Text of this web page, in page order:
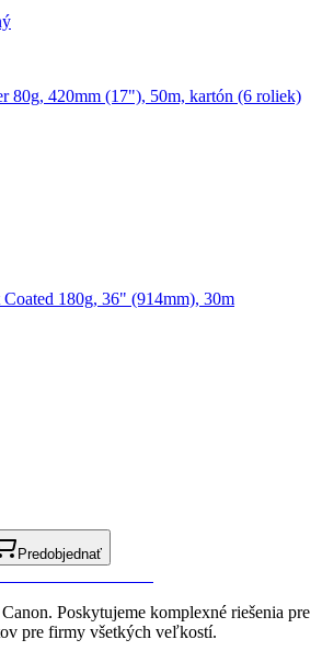
80g, 420mm (17"), 50m, kartón (6 roliek)
180g, 36" (914mm), 30m
Predobjednať
. Poskytujeme komplexné riešenia pre
pre firmy všetkých veľkostí.